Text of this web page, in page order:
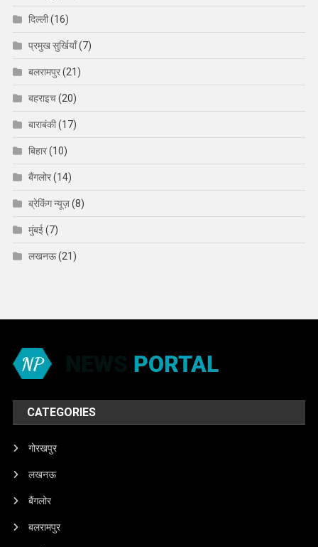
दिल्ली(16)
प्रमुख सुर्खियाँ(7)
बलरामपुर(21)
बहराइच(20)
बाराबंकी(17)
बिहार(10)
बैंगलोर(14)
ब्रेकिंग न्यूज़(8)
मुंबई(7)
लखनऊ(21)
CATEGORIES
गोरखपुर
लखनऊ
बैंगलोर
बलरामपुर